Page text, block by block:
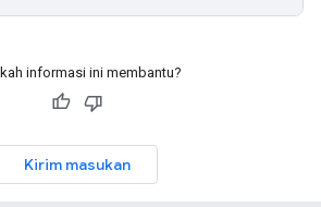
informasi ini membantu?
Kirim masukan